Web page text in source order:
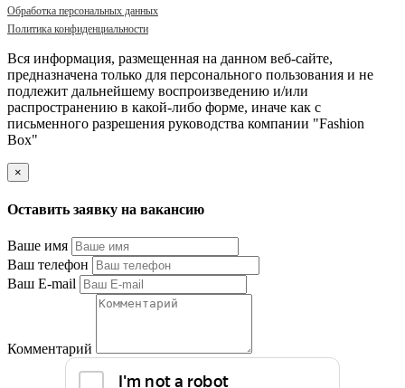
Обработка персональных данных
Политика конфиденциальности
Вся информация, размещенная на данном веб-сайте,
предназначена только для персонального пользования и не
подлежит дальнейшему воспроизведению и/или
распространению в какой-либо форме, иначе как с
письменного разрешения руководства компании "Fashion
Box"
×
Оставить заявку на вакансию
Ваше имя
Ваш телефон
Ваш E-mail
Комментарий